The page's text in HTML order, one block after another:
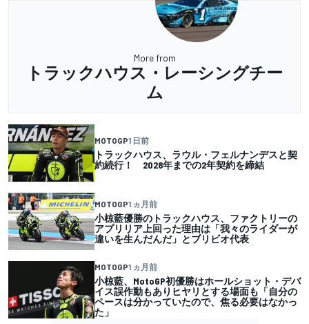
More from
トラックハウス・レーシングチー
ム
MOTOGP1 日前
トラックハウス、ラウル・フェルナンデスと契
約続行！ 2028年までの2年契約を締結
MOTOGP1 ヵ月前
小椋藍優勝のトラックハウス、ファクトリーの
アプリリア上回った理由は「我々のライダーが
違いを生んだんだ」とブリビオ代表
MOTOGP1 ヵ月前
小椋藍、MotoGP初優勝はホールショット・デバ
イス誤作動もありヒヤリとする場面も「自分の
ペースは分かっていたので、焦る必要はなかっ
た」